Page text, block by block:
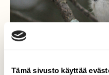
Tämä sivusto käyttää